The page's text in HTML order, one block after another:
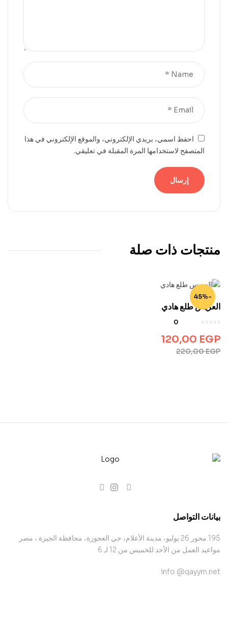
احفظ اسمي، بريدي الإلكتروني، والموقع الإلكتروني في هذا
المتصفح لاستخدامها المرة المقبلة في تعليقي.
منتجات ذات صلة
-45%
العريس طلع هادي
0
220,00EGP
120,00 EGP
بيانات التواصل
195 محور 26 يوليو، مدينة الأعلام، حي العجوزة، محافظة الجيزة ، مصر
مواعيد العمل من الأحد للخميس من 12 لـ 6
info @qayym.net